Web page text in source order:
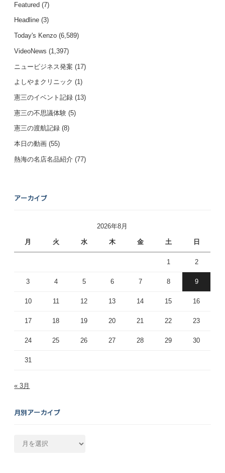
Featured (7)
Headline (3)
Today's Kenzo (6,589)
VideoNews (1,397)
ニュービジネス発案 (17)
よしやまクリニック (1)
憲三のイベント記録 (13)
憲三の不思議体験 (5)
憲三の渡航記録 (8)
本日の動画 (55)
熱海の名店名品紹介 (77)
アーカイブ
2026年8月
月 火 水 木 金 土 日
1 2
3 4 5 6 7 8 9
10 11 12 13 14 15 16
17 18 19 20 21 22 23
24 25 26 27 28 29 30
31
« 3月
月別アーカイブ